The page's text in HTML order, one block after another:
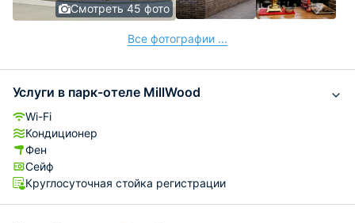
Смотреть 45 фото
Все фотографии ...
Услуги в парк-отеле MillWood
Wi-Fi
Кондиционер
Фен
Сейф
Круглосуточная стойка регистрации